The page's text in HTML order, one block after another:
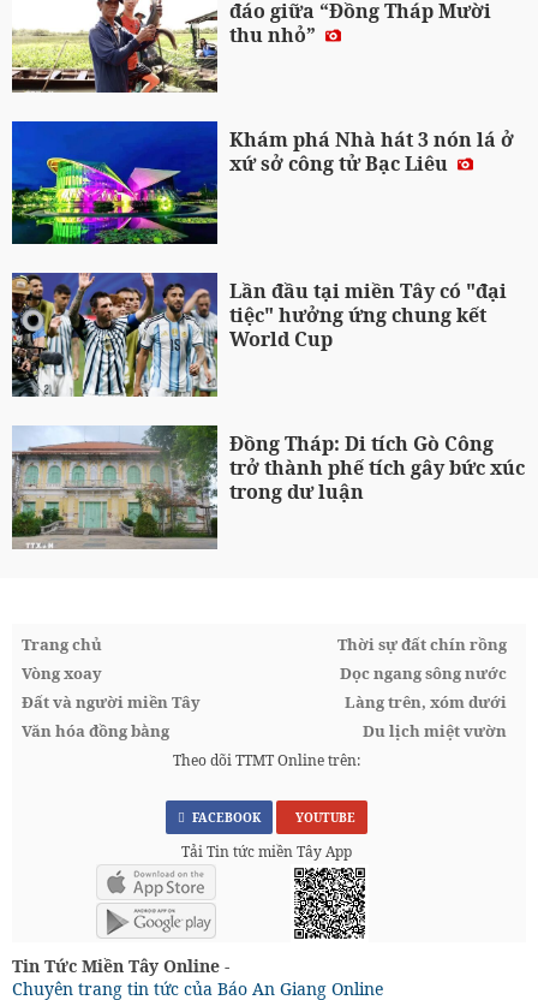
đáo giữa “Đồng Tháp Mười
thu nhỏ”
Khám phá Nhà hát 3 nón lá ở
xứ sở công tử Bạc Liêu
Lần đầu tại miền Tây có "đại
tiệc" hưởng ứng chung kết
World Cup
Đồng Tháp: Di tích Gò Công
trở thành phế tích gây bức xúc
trong dư luận
Trang chủ
Thời sự đất chín rồng
Vòng xoay
Dọc ngang sông nước
Đất và người miền Tây
Làng trên, xóm dưới
Văn hóa đồng bằng
Du lịch miệt vườn
Theo dõi TTMT Online trên:
FACEBOOK YOUTUBE
Tải Tin tức miền Tây App
Tin Tức Miền Tây Online -
Chuyên trang tin tức của Báo An Giang Online